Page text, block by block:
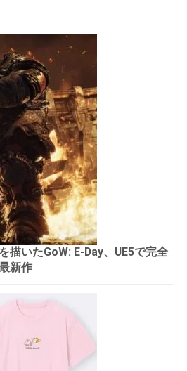
描いたGoW: E-Day、UE5で完全
新作